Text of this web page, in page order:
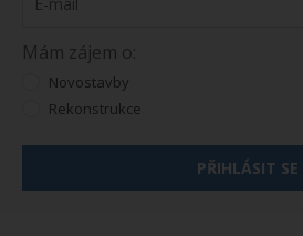
Mám zájem o:
Novostavby
Rekonstrukce
PŘIHLÁSIT SE